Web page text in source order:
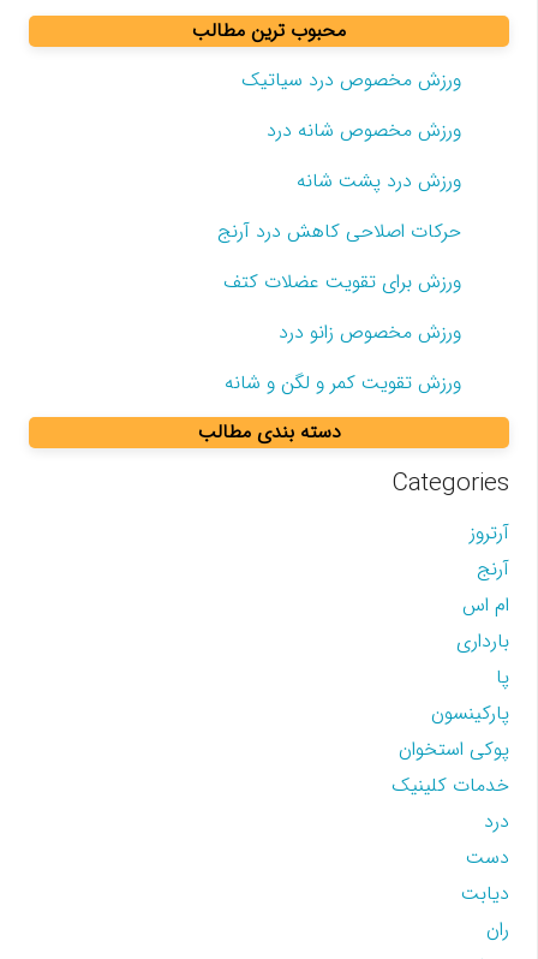
محبوب ترین مطالب
ورزش مخصوص درد سیاتیک
ورزش مخصوص شانه درد
ورزش درد پشت شانه
حرکات اصلاحی کاهش درد آرنج
ورزش برای تقویت عضلات کتف
ورزش مخصوص زانو درد
ورزش تقویت کمر و لگن و شانه
دسته بندی مطالب
Categories
آرتروز
آرنج
ام اس
بارداری
پا
پارکینسون
پوکی استخوان
خدمات کلینیک
درد
دست
دیابت
ران